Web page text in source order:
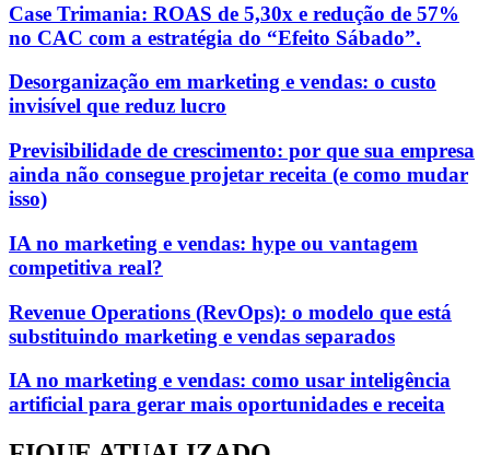
Case Trimania: ROAS de 5,30x e redução de 57%
no CAC com a estratégia do “Efeito Sábado”.
Desorganização em marketing e vendas: o custo
invisível que reduz lucro
Previsibilidade de crescimento: por que sua empresa
ainda não consegue projetar receita (e como mudar
isso)
IA no marketing e vendas: hype ou vantagem
competitiva real?
Revenue Operations (RevOps): o modelo que está
substituindo marketing e vendas separados
IA no marketing e vendas: como usar inteligência
artificial para gerar mais oportunidades e receita